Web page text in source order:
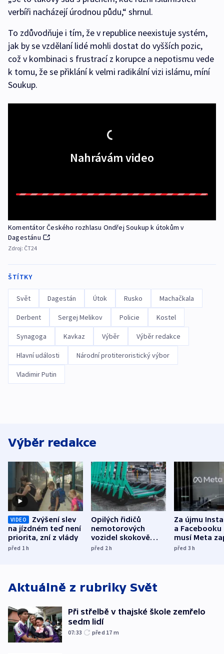
verbíři nacházejí úrodnou půdu,“ shrnul.
To zdůvodňuje i tím, že v republice neexistuje systém,
jak by se vzdělaní lidé mohli dostat do vyšších pozic,
což v kombinaci s frustrací z korupce a nepotismu vede
k tomu, že se přiklání k velmi radikální vizi islámu, míní
Soukup.
Nahrávám video
Komentátor Českého rozhlasu Ondřej Soukup k útokům v
Dagestánu
Zdroj: ČT24
ŠTÍTKY
Svět Dagestán Útok Rusko Machačkala
Derbent Sergej Melikov Policie Kostel
Synagoga Kavkaz Výběr Výběr redakce
Hlavní události Národní protiteroristický výbor
Vladimir Putin
Výběr redakce
VIDEO
Zvýšení slev
na jízdném teď není
priorita, zní z vlády
před 1h
Opilých řidičů
nemotorových
vozidel skokově
přibylo, nejvíc ve
před 2h
Za újmu
a
musí Meta
půl miliardy
před 3h
Aktuálně z rubriky Svět
Při střelbě v thajské škole zemřelo
sedm lidí
07:33 před 17 m